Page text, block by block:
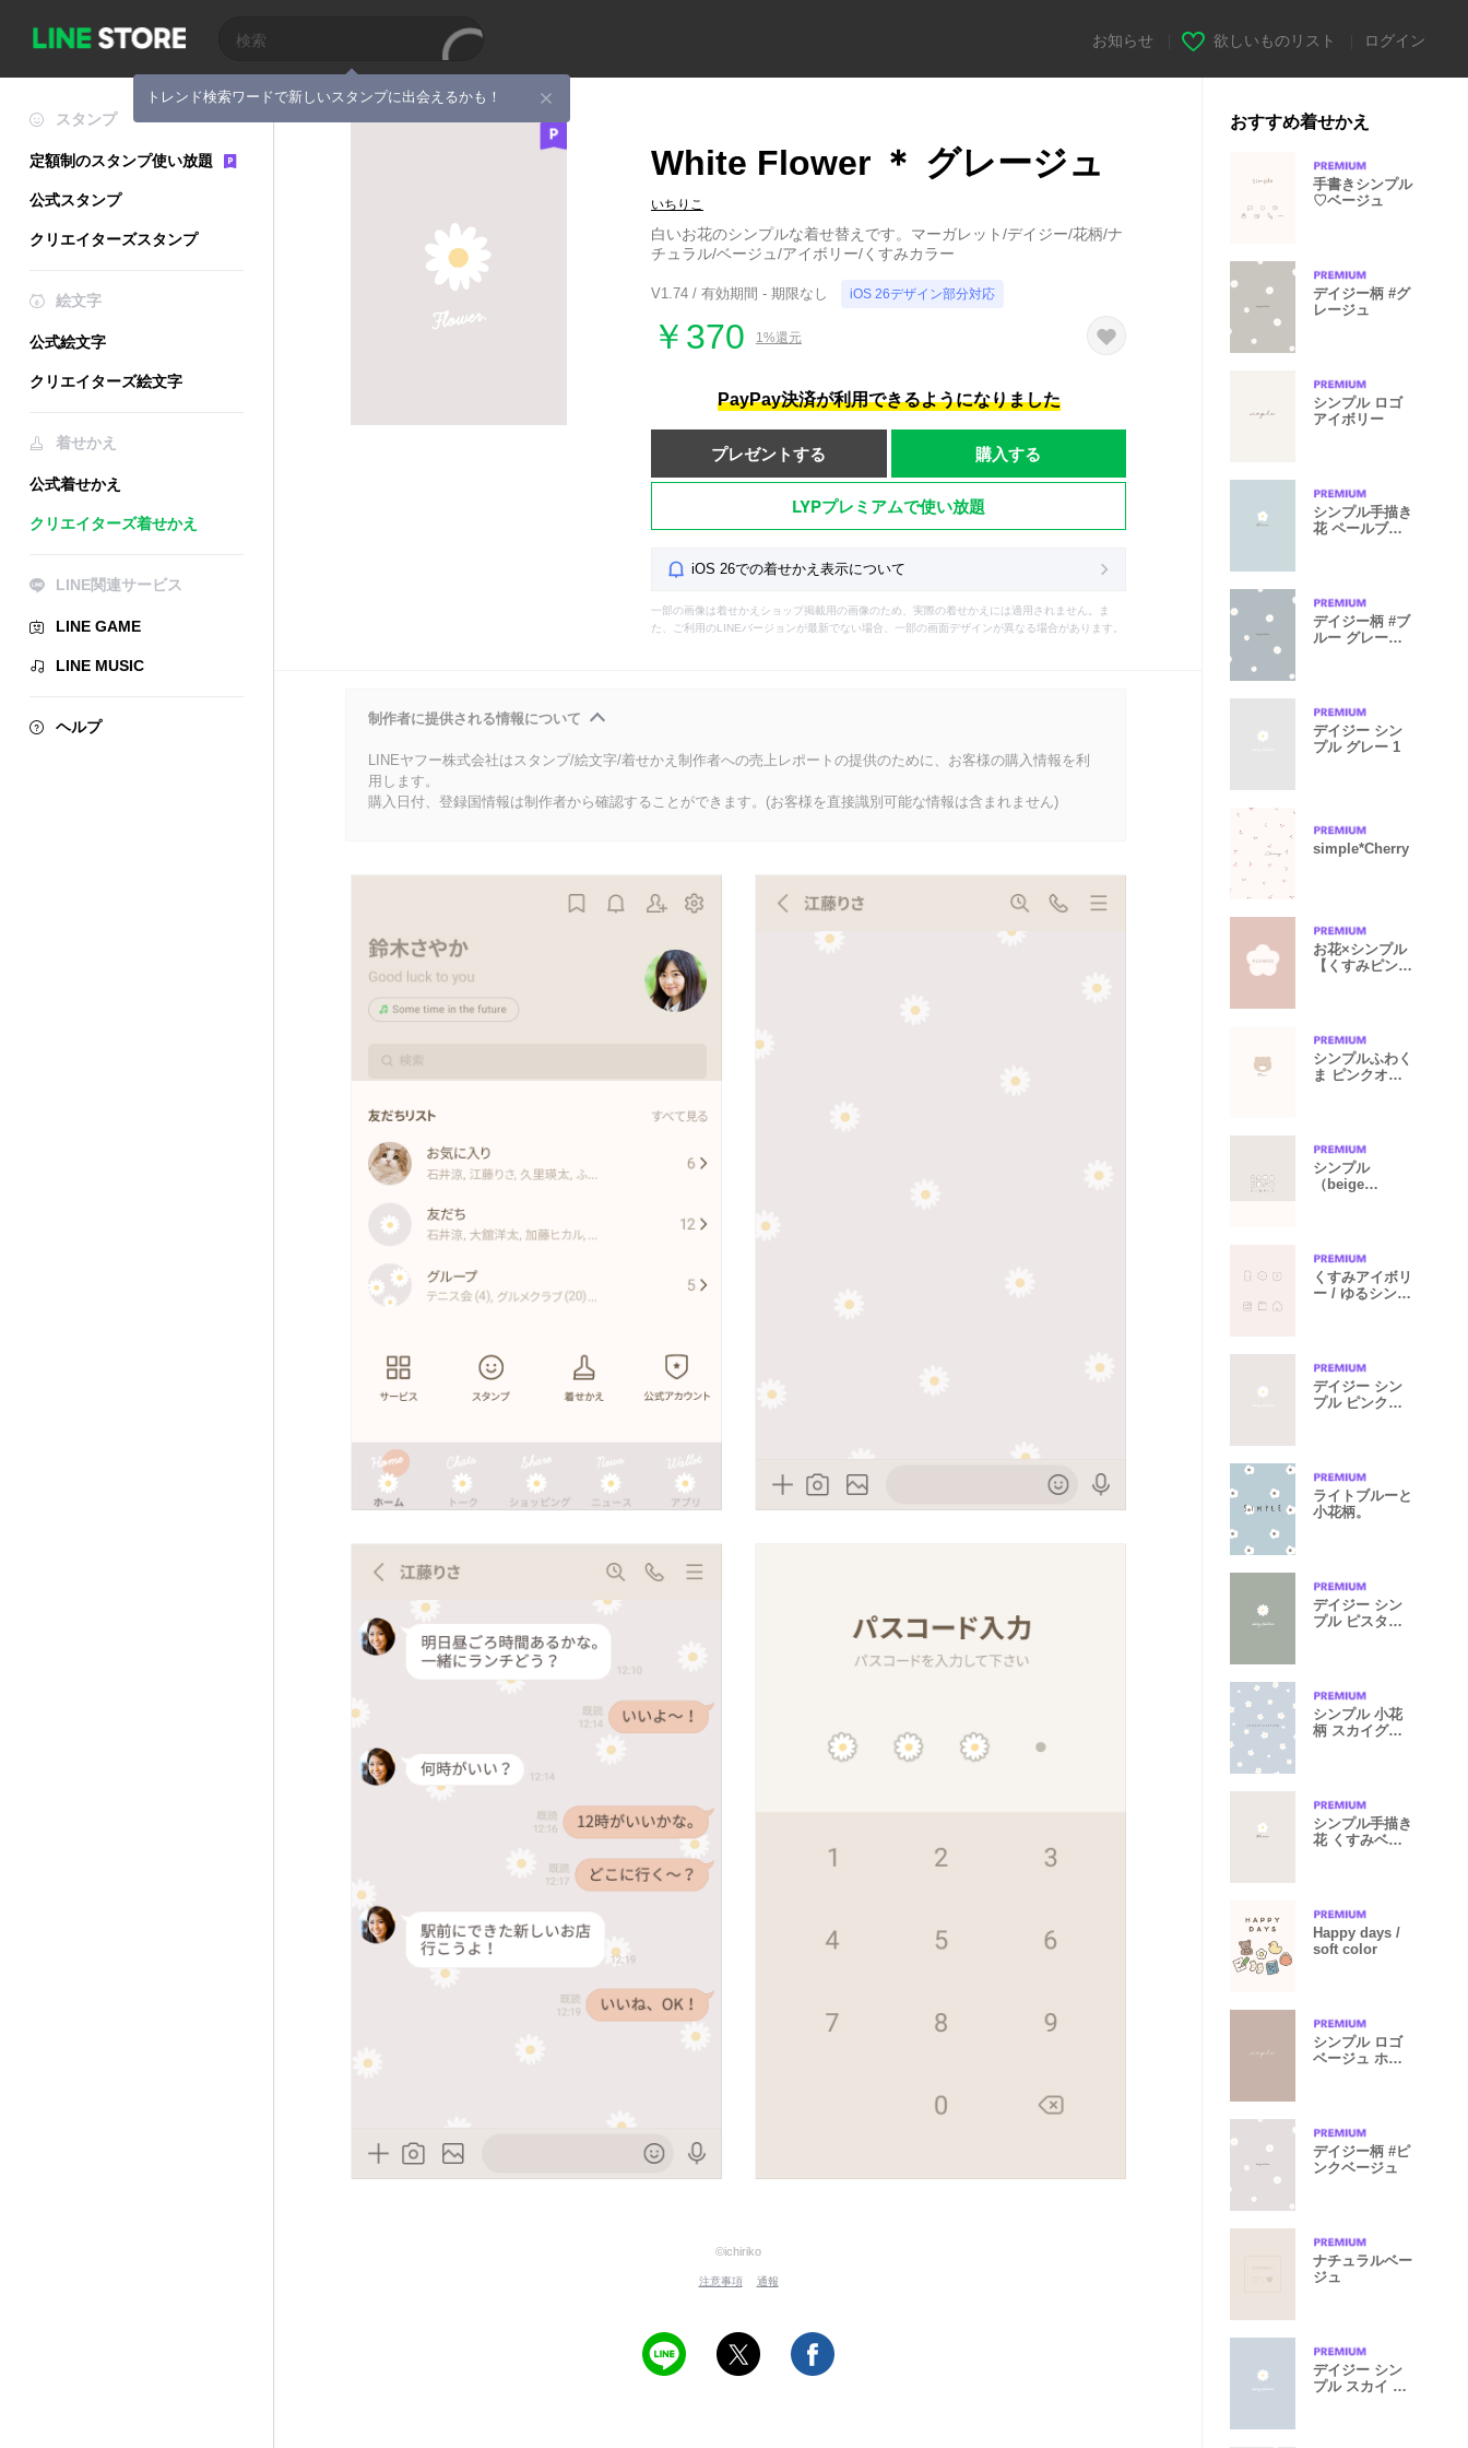
トレンド検索ワードで新しいスタンプに出会えるかも！
お知らせ 欲しいものリスト ログイン
スタンプ
定額制のスタンプ使い放題
公式スタンプ
クリエイターズスタンプ
絵文字
公式絵文字
クリエイターズ絵文字
着せかえ
公式着せかえ
クリエイターズ着せかえ
LINE関連サービス
LINE GAME
LINE MUSIC
ヘルプ
White Flower ＊ グレージュ
いちりこ
白いお花のシンプルな着せ替えです。マーガレット/デイジー/花柄/ナ
チュラル/ベージュ/アイボリー/くすみカラー
V1.74 / 有効期間 - 期限なし iOS 26デザイン部分対応
￥370 1%還元
PayPay決済が利用できるようになりました
プレゼントする 購入する
LYPプレミアムで使い放題
iOS 26での着せかえ表示について
一部の画像は着せかえショップ掲載用の画像のため、実際の着せかえには適用されません。ま
た、ご利用のLINEバージョンが最新でない場合、一部の画面デザインが異なる場合があります。
制作者に提供される情報について
LINEヤフー株式会社はスタンプ/絵文字/着せかえ制作者への売上レポートの提供のために、お客様の購入情報を利
用します。
購入日付、登録国情報は制作者から確認することができます。(お客様を直接識別可能な情報は含まれません)
©ichiriko
注意事項 通報
おすすめ着せかえ
手書きシンプル
♡ベージュ
デイジー柄 #グ
レージュ
シンプル ロゴ
アイボリー
シンプル手描き
花 ペールブル
デイジー柄 #ブ
ルー グレージ
デイジー シン
プル グレー 1
simple*Cherry
お花×シンプル
【くすみピンク
シンプルふわく
ま ピンクオレ
シンプル
（beige
くすみアイボリ
ー / ゆるシンプ
デイジー シン
プル ピンクベ
ライトブルーと
小花柄。
デイジー シン
プル ピスタチ
シンプル 小花
柄 スカイグレ
シンプル手描き
花 くすみベー
Happy days /
soft color
シンプル ロゴ
ベージュ ホワ
デイジー柄 #ピ
ンクベージュ
ナチュラルベー
ジュ
デイジー シン
プル スカイ グ